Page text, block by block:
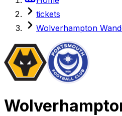
tickets
Wolverhampton